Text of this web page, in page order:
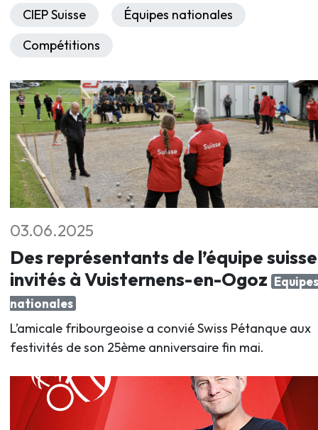
CIEP Suisse
Équipes nationales
Compétitions
03.06.2025
Des représentants de l’équipe suisse
invités à Vuisternens-en-Ogoz Equipes
nationales
L’amicale fribourgeoise a convié Swiss Pétanque aux
festivités de son 25ème anniversaire fin mai.